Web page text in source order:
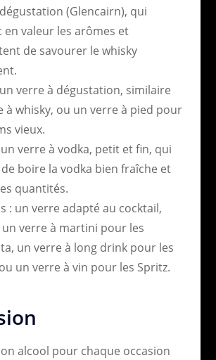
(Glencairn), qui
valeur les arômes et
de savourer le whisky
verre à dégustation, similaire
à whisky, ou un verre à pied pour
vieux.
verre à vodka, petit et fin, qui
boire la vodka bien fraîche et
quantités.
: un verre adapté au cocktail,
verre à martini pour les
un verre à long drink pour les
un verre à vin pour les Spritz.
alcool pour chaque occasion